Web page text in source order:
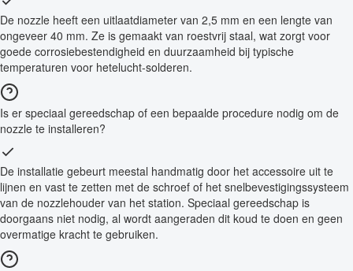
De nozzle heeft een uitlaatdiameter van 2,5 mm en een lengte van
ongeveer 40 mm. Ze is gemaakt van roestvrij staal, wat zorgt voor
goede corrosiebestendigheid en duurzaamheid bij typische
temperaturen voor hetelucht-solderen.
Is er speciaal gereedschap of een bepaalde procedure nodig om de
nozzle te installeren?
De installatie gebeurt meestal handmatig door het accessoire uit te
lijnen en vast te zetten met de schroef of het snelbevestigingssysteem
van de nozzlehouder van het station. Speciaal gereedschap is
doorgaans niet nodig, al wordt aangeraden dit koud te doen en geen
overmatige kracht te gebruiken.